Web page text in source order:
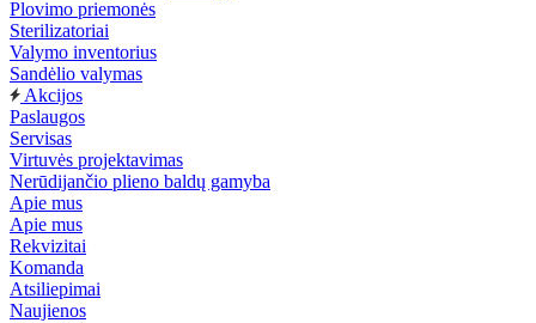
Plovimo priemonės
Sterilizatoriai
Valymo inventorius
Sandėlio valymas
Akcijos
Paslaugos
Servisas
Virtuvės projektavimas
Nerūdijančio plieno baldų gamyba
Apie mus
Apie mus
Rekvizitai
Komanda
Atsiliepimai
Naujienos